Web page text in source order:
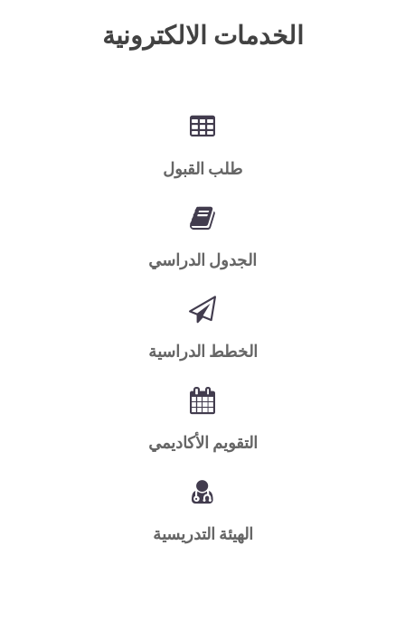
الخدمات الالكترونية
طلب القبول
الجدول الدراسي
الخطط الدراسية
التقويم الأكاديمي
الهيئة التدريسية